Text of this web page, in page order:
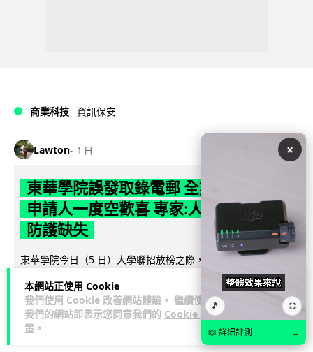
本網站正使用 Cookie
我們使用 Cookie 改善網站體驗。 繼續使用
我們的網站即表示您同意我們的 Cookie 政
策 。
商業科技 資訊保安
Lawton 1 日
東華學院誤發取錄電郵 全數 11,139 名
申請人一度空歡喜 專家:人為疏忽+系統
防護缺失
東華學院今日（5 日）大學聯招放榜之際，因人為疏忽向全數
11,139 名課程申請人錯誤發出取錄通知電郵，令大批考生一度
以為獲得學位取錄，事... 閱讀全文
149 17 分享
×
🎵 ⛶
📖 詳細評測 →